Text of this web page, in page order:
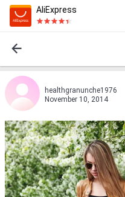
AliExpress
healthgranunche1976
November 10, 2014